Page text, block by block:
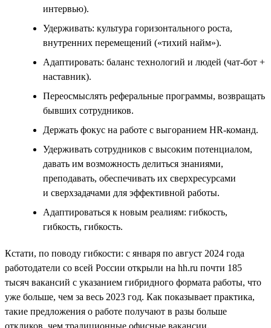
интервью).
Удерживать: культура горизонтального роста,
внутренних перемещений («тихий найм»).
Адаптировать: баланс технологий и людей (чат-бот +
наставник).
Переосмыслять реферальные программы, возвращать
бывших сотрудников.
Держать фокус на работе с выгоранием HR-команд.
Удерживать сотрудников с высоким потенциалом,
давать им возможность делиться знаниями,
преподавать, обеспечивать их сверхресурсами
и сверхзадачами для эффективной работы.
Адаптироваться к новым реалиям: гибкость,
гибкость, гибкость.
Кстати, по поводу гибкости: с января по август 2024 года
работодатели со всей России открыли на hh.ru почти 185
тысяч вакансий с указанием гибридного формата работы, что
уже больше, чем за весь 2023 год. Как показывает практика,
такие предложения о работе получают в разы больше
откликов, чем традиционные офисные вакансии.